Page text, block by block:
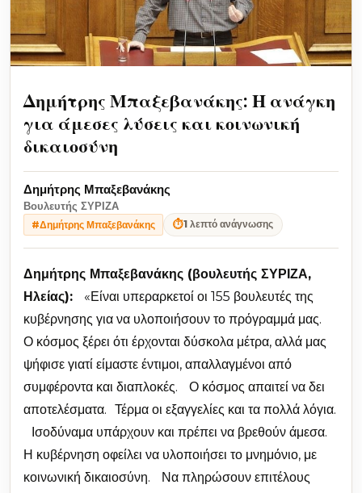
Δημήτρης Μπαξεβανάκης: Η ανάγκη
για άμεσες λύσεις και κοινωνική
δικαιοσύνη
Δημήτρης Μπαξεβανάκης
Βουλευτής ΣΥΡΙΖΑ
#Δημήτρης Μπαξεβανάκης ⏱1 λεπτό ανάγνωσης
Δημήτρης Μπαξεβανάκης (βουλευτής ΣΥΡΙΖΑ,
Ηλείας): «Είναι υπεραρκετοί οι 155 βουλευτές της
κυβέρνησης για να υλοποιήσουν το πρόγραμμά μας.
Ο κόσμος ξέρει ότι έρχονται δύσκολα μέτρα, αλλά μας
ψήφισε γιατί είμαστε έντιμοι, απαλλαγμένοι από
συμφέροντα και διαπλοκές. Ο κόσμος απαιτεί να δει
αποτελέσματα. Τέρμα οι εξαγγελίες και τα πολλά λόγια.
Ισοδύναμα υπάρχουν και πρέπει να βρεθούν άμεσα.
Η κυβέρνηση οφείλει να υλοποιήσει το μνημόνιο, με
κοινωνική δικαιοσύνη. Να πληρώσουν επιτέλους